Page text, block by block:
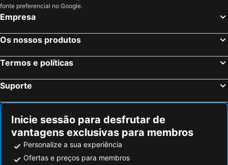
fonte preferencial no Google.
Empresa
Os nossos produtos
Termos e políticas
Suporte
Inicie sessão para desfrutar de
vantagens exclusivas para membros
Personalize a sua experiência
Ofertas e preços para membros